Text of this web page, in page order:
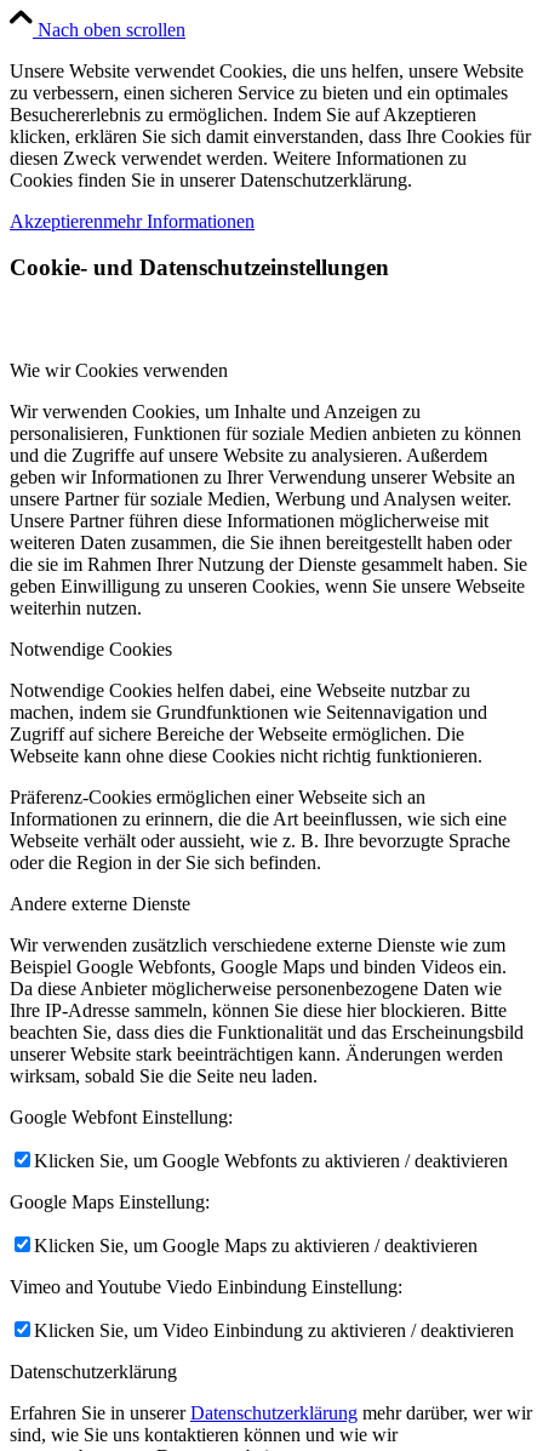
Nach oben scrollen
Unsere Website verwendet Cookies, die uns helfen, unsere Website
zu verbessern, einen sicheren Service zu bieten und ein optimales
Besuchererlebnis zu ermöglichen. Indem Sie auf Akzeptieren
klicken, erklären Sie sich damit einverstanden, dass Ihre Cookies für
diesen Zweck verwendet werden. Weitere Informationen zu
Cookies finden Sie in unserer Datenschutzerklärung.
Akzeptierenmehr Informationen
Cookie- und Datenschutzeinstellungen
Wie wir Cookies verwenden
Wir verwenden Cookies, um Inhalte und Anzeigen zu
personalisieren, Funktionen für soziale Medien anbieten zu können
und die Zugriffe auf unsere Website zu analysieren. Außerdem
geben wir Informationen zu Ihrer Verwendung unserer Website an
unsere Partner für soziale Medien, Werbung und Analysen weiter.
Unsere Partner führen diese Informationen möglicherweise mit
weiteren Daten zusammen, die Sie ihnen bereitgestellt haben oder
die sie im Rahmen Ihrer Nutzung der Dienste gesammelt haben. Sie
geben Einwilligung zu unseren Cookies, wenn Sie unsere Webseite
weiterhin nutzen.
Notwendige Cookies
Notwendige Cookies helfen dabei, eine Webseite nutzbar zu
machen, indem sie Grundfunktionen wie Seitennavigation und
Zugriff auf sichere Bereiche der Webseite ermöglichen. Die
Webseite kann ohne diese Cookies nicht richtig funktionieren.
Präferenz-Cookies ermöglichen einer Webseite sich an
Informationen zu erinnern, die die Art beeinflussen, wie sich eine
Webseite verhält oder aussieht, wie z. B. Ihre bevorzugte Sprache
oder die Region in der Sie sich befinden.
Andere externe Dienste
Wir verwenden zusätzlich verschiedene externe Dienste wie zum
Beispiel Google Webfonts, Google Maps und binden Videos ein.
Da diese Anbieter möglicherweise personenbezogene Daten wie
Ihre IP-Adresse sammeln, können Sie diese hier blockieren. Bitte
beachten Sie, dass dies die Funktionalität und das Erscheinungsbild
unserer Website stark beeinträchtigen kann. Änderungen werden
wirksam, sobald Sie die Seite neu laden.
Google Webfont Einstellung:
Klicken Sie, um Google Webfonts zu aktivieren / deaktivieren
Google Maps Einstellung:
Klicken Sie, um Google Maps zu aktivieren / deaktivieren
Vimeo and Youtube Viedo Einbindung Einstellung:
Klicken Sie, um Video Einbindung zu aktivieren / deaktivieren
Datenschutzerklärung
Erfahren Sie in unsererDatenschutzerklärung mehr darüber, wer wir
sind, wie Sie uns kontaktieren können und wie wir